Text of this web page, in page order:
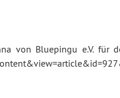
von Bluepingu e.V. für